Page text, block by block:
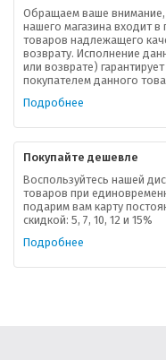
Обращаем ваше
нашего магазина входит
товаров надлежащего
возврату. Исполнение
или возврате)
покупателем данного
Подробнее
Покупайте дешевле
Воспользуйтесь нашей
товаров при
подарим вам карту
скидкой: 5, 7, 10, 12 и 15%
Подробнее
О компании
Ваша скидка
Контактная информация
В помощь покупателю
Форма обратной связи